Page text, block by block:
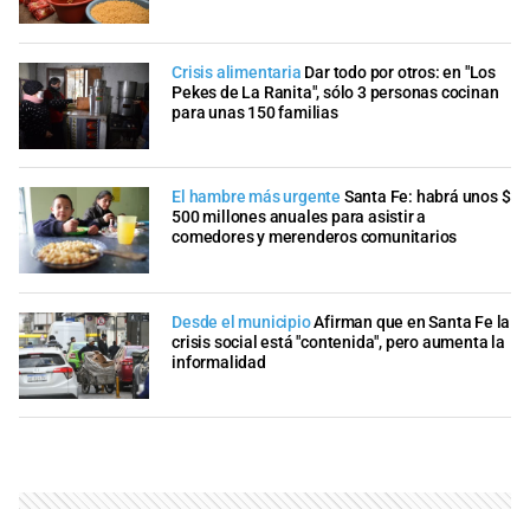
Crisis alimentaria Dar todo por otros: en "Los
Pekes de La Ranita", sólo 3 personas cocinan
para unas 150 familias
El hambre más urgente Santa Fe: habrá unos $
500 millones anuales para asistir a
comedores y merenderos comunitarios
Desde el municipioAfirman que en Santa Fe la
crisis social está "contenida", pero aumenta la
informalidad